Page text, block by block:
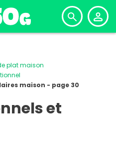
plat maison
maison - page 30
et